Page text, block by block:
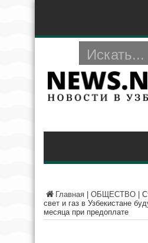
Главная ОБЩЕСТВО
свет и газ в Узбекистане
месяца при предоплате